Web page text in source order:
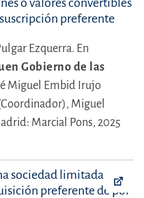
preferente
Ezquerra. En
Gobierno de las
Miguel Embid Irujo
Miguel
Marcial Pons, 2025
sociedad limitada
preferente de por